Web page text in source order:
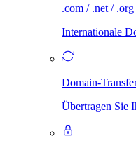
.com / .net / .org
Internationale
Domain-
Übertragen Sie